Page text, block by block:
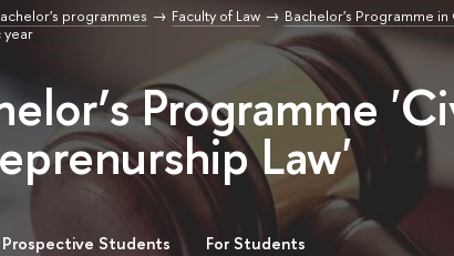
programmes Faculty of Law Bachelor's Programme
Programme
Law'
Prospective Students For Students